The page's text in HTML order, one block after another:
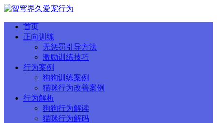
首页
正向训练
无惩罚引导方法
激励训练技巧
行为案例
狗狗训练案例
猫咪行为改善案例
行为解析
狗狗行为解读
猫咪行为解码